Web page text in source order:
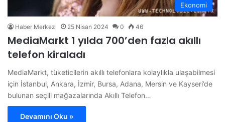
Ekonomi
Haber Merkezi 25 Nisan 2024 0 46
MediaMarkt 1 yılda 700’den fazla akıllı
telefon kiraladı
MediaMarkt, tüketicilerin akıllı telefonlara kolaylıkla ulaşabilmesi
için İstanbul, Ankara, İzmir, Bursa, Adana, Mersin ve Kayseri’de
bulunan seçili mağazalarında Akıllı Telefon…
Devamını Oku »